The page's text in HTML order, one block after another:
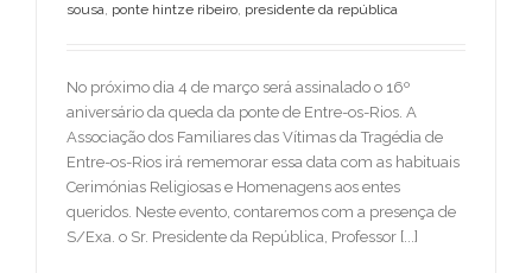
sousa, ponte hintze ribeiro, presidente da república
No próximo dia 4 de março será assinalado o 16º
aniversário da queda da ponte de Entre-os-Rios. A
Associação dos Familiares das Vítimas da Tragédia de
Entre-os-Rios irá rememorar essa data com as habituais
Cerimónias Religiosas e Homenagens aos entes
queridos. Neste evento, contaremos com a presença de
S/Exa. o Sr. Presidente da República, Professor [...]
A vida foi feita para amarmos e sermos amados. Por este motivo,
devemos decidir resolutamente que nunca mais nenhuma
criança será objeto de rejeição e desamor